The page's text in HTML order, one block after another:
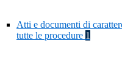
Atti e documenti di
tutte le procedure 1